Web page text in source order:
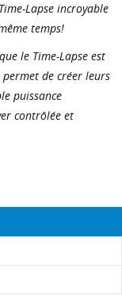
Lapse incroyable
temps!
le Time-Lapse est
de créer leurs
puissance
contrôlée et
d'envies